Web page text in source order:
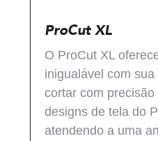
ProCut XL
‍O ProCut XL
inigualável com
cortar com
designs de tela do
atendendo a uma